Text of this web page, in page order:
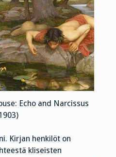
Echo and Narcissus
Kirjan henkilöt on
kliseisten